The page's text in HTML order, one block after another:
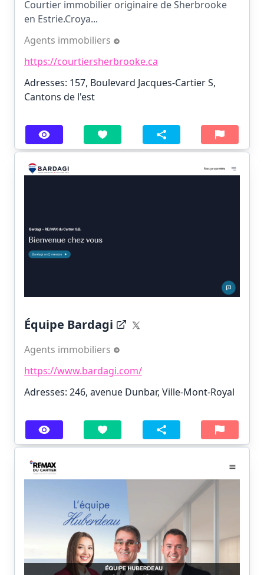
Courtier immobilier originaire de Sherbrooke
en Estrie.Croya...
Agents immobiliers
https://courtiersherbrooke.ca
Adresses: 157, Boulevard Jacques-Cartier S,
Cantons de l'est
Équipe Bardagi
Agents immobiliers
https://www.bardagi.com/
Adresses: 246, avenue Dunbar, Ville-Mont-Royal